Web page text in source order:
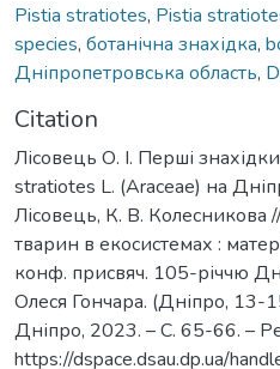
Pistia stratiotes, Pistia
species, ботанічна знахідка,
Дніпропетровська область,
Citation
Лісовець О. І. Перші
stratiotes L. (Araceae) на
Лісовець, К. В. Колесникова
тварин в екосистемах :
конф. присвяч. 105-річчю
Олеся Гончара. (Дніпро, 13-
Дніпро, 2023. – С. 65-66. –
https://dspace.dsau.dp.ua/